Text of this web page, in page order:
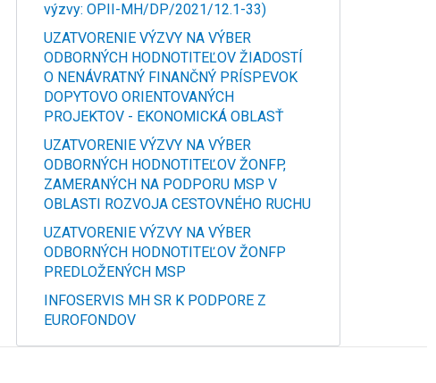
výzvy: OPII-MH/DP/2021/12.1-33)
UZATVORENIE VÝZVY NA VÝBER
ODBORNÝCH HODNOTITEĽOV ŽIADOSTÍ
O NENÁVRATNÝ FINANČNÝ PRÍSPEVOK
DOPYTOVO ORIENTOVANÝCH
PROJEKTOV - EKONOMICKÁ OBLASŤ
UZATVORENIE VÝZVY NA VÝBER
ODBORNÝCH HODNOTITEĽOV ŽONFP,
ZAMERANÝCH NA PODPORU MSP V
OBLASTI ROZVOJA CESTOVNÉHO RUCHU
UZATVORENIE VÝZVY NA VÝBER
ODBORNÝCH HODNOTITEĽOV ŽONFP
PREDLOŽENÝCH MSP
INFOSERVIS MH SR K PODPORE Z
EUROFONDOV